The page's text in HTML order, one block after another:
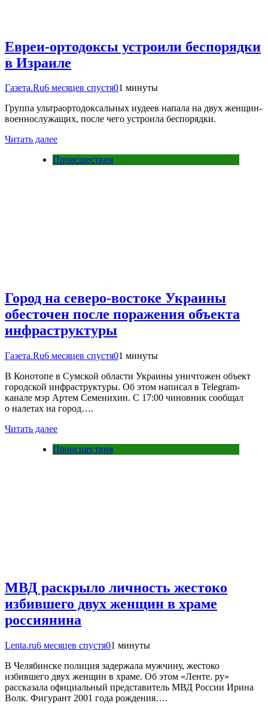
Евреи-ортодоксы устроили беспорядки
в Израиле
Газета.Ru6 месяцев спустя01 минуты
Группа ультраортодоксальных иудеев напала на двух женщин-
военнослужащих, после чего устроила беспорядки.
Читать далее
Происшествия
Город на северо-востоке Украины
обесточен после поражения объекта
инфраструктуры
Газета.Ru6 месяцев спустя01 минуты
В Конотопе в Сумской области Украины уничтожен объект
городской инфраструктуры. Об этом написал в Telegram-
канале мэр Артем Семенихин. С 17:00 чиновник сообщал
о налетах на город….
Читать далее
Происшествия
МВД раскрыло личность жестоко
избившего двух женщин в храме
россиянина
Lenta.ru6 месяцев спустя01 минуты
В Челябинске полиция задержала мужчину, жестоко
избившего двух женщин в храме. Об этом «Ленте. ру»
рассказала официальный представитель МВД России Ирина
Волк. Фигурант 2001 года рождения….